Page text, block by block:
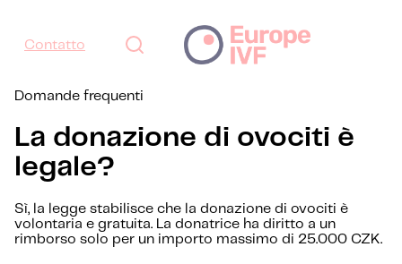
Contatto
Domande frequenti
La donazione di ovociti è
legale?
Sì, la legge stabilisce che la donazione di ovociti è
volontaria e gratuita. La donatrice ha diritto a un
rimborso solo per un importo massimo di 25.000 CZK.